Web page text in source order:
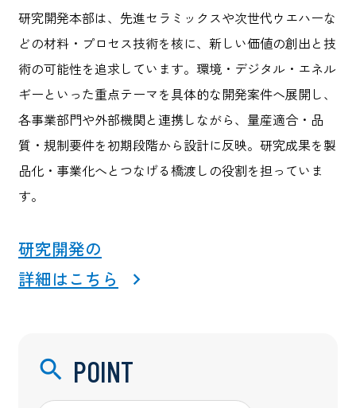
研究開発本部は、先進セラミックスや次世代ウエハーな
どの材料・プロセス技術を核に、新しい価値の創出と技
術の可能性を追求しています。環境・デジタル・エネル
ギーといった重点テーマを具体的な開発案件へ展開し、
各事業部門や外部機関と連携しながら、量産適合・品
質・規制要件を初期段階から設計に反映。研究成果を製
品化・事業化へとつなげる橋渡しの役割を担っていま
す。
研究開発の
詳細はこちら
POINT